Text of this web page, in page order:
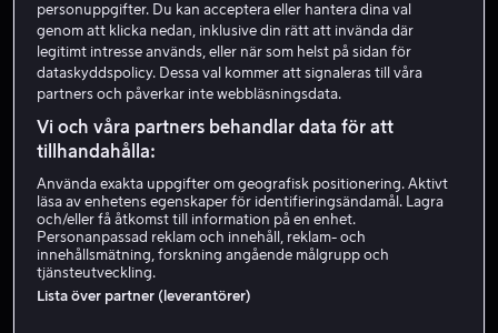
Zero
5.3 Komedi Action 2024 1 h 24 min
HD
Hyr 49 kr
Köp 129 kr
personuppgifter. Du kan acceptera eller hantera dina val
genom att klicka nedan, inklusive din rätt att invända där
legitimt intresse används, eller när som helst på sidan för
dataskyddspolicy. Dessa val kommer att signaleras till våra
partners och påverkar inte webbläsningsdata.
Vi och våra partners behandlar data för att
tillhandahålla:
Använda exakta uppgifter om geografisk positionering. Aktivt
läsa av enhetens egenskaper för identifieringsändamål. Lagra
och/eller få åtkomst till information på en enhet.
Personanpassad reklam och innehåll, reklam- och
innehållsmätning, forskning angående målgrupp och
tjänsteutveckling.
Lista över partner (leverantörer)